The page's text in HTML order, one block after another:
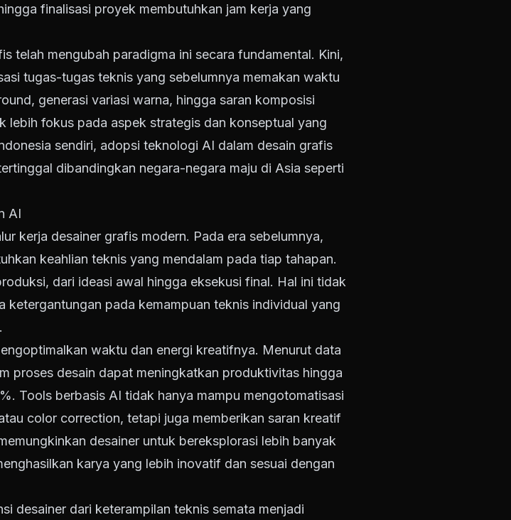
finalisasi proyek membutuhkan jam kerja yang
telah mengubah paradigma ini secara fundamental. Kini,
tugas-tugas teknis yang sebelumnya memakan waktu
generasi variasi warna, hingga saran komposisi
lebih fokus pada aspek strategis dan konseptual yang
sendiri, adopsi teknologi AI dalam desain grafis
dibandingkan negara-negara maju di Asia seperti
AI
kerja desainer grafis modern. Pada era sebelumnya,
keahlian teknis yang mendalam pada tiap tahapan.
dari ideasi awal hingga eksekusi final. Hal ini tidak
ketergantungan pada kemampuan teknis individual yang
waktu dan energi kreatifnya. Menurut data
proses desain dapat meningkatkan produktivitas hingga
Tools berbasis AI tidak hanya mampu mengotomatisasi
color correction, tetapi juga memberikan saran kreatif
desainer untuk bereksplorasi lebih banyak
karya yang lebih inovatif dan sesuai dengan
desainer dari keterampilan teknis semata menjadi